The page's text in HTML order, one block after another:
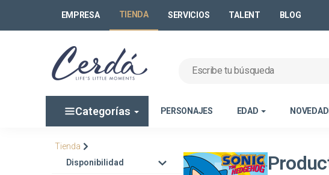
EMPRESA TIENDA SERVICIOS TALENT BLOG
Categorías PERSONAJES EDAD
Tienda
Disponibilidad